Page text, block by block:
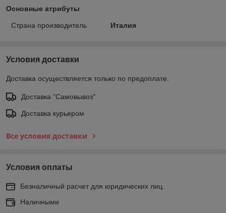
Основные атрибуты
Страна производитель Италия
Условия доставки
Доставка осуществляется только по предоплате.
Доставка "Самовывоз"
Доставка курьером
Все условия доставки
Условия оплаты
Безналичный расчет для юридических лиц.
Наличными